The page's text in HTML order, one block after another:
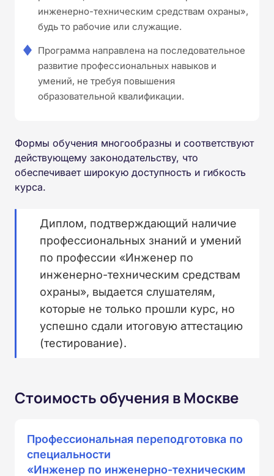
инженерно-техническим средствам охраны»,
будь то рабочие или служащие.
Программа направлена на последовательное
развитие профессиональных навыков и
умений, не требуя повышения
образовательной квалификации.
Формы обучения многообразны и соответствуют
действующему законодательству, что
обеспечивает широкую доступность и гибкость
курса.
Диплом, подтверждающий наличие
профессиональных знаний и умений
по профессии «Инженер по
инженерно-техническим средствам
охраны», выдается слушателям,
которые не только прошли курс, но
успешно сдали итоговую аттестацию
(тестирование).
Стоимость обучения в Москве
Профессиональная переподготовка по
специальности
«Инженер по инженерно-техническим